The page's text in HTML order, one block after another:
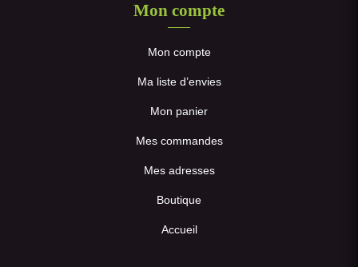
Mon compte
Mon compte
Ma liste d’envies
Mon panier
Mes commandes
Mes adresses
Boutique
Accueil